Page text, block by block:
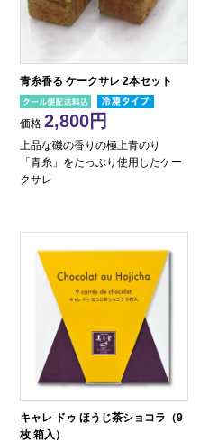
青糸香る ケークサレ 2本セット
価格 2,800
上品な磯の香りの極上青のり
「青糸」をたっぷり使用したケー
クサレ
キャレ ドゥ ほうじ茶ショコラ（9
枚 箱入）